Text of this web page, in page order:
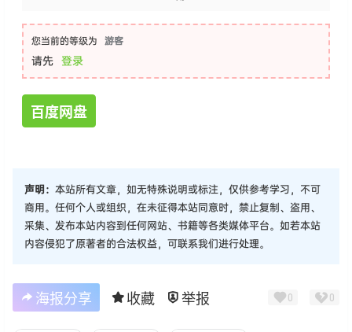
您当前的等级为 游客
请先 登录
百度网盘
声明： 本站所有文章，如无特殊说明或标注，仅供参考学习，不可
商用。任何个人或组织，在未征得本站同意时，禁止复制、盗用、
采集、发布本站内容到任何网站、书籍等各类媒体平台。如若本站
内容侵犯了原著者的合法权益，可联系我们进行处理。
海报分享 收藏 举报 0 0